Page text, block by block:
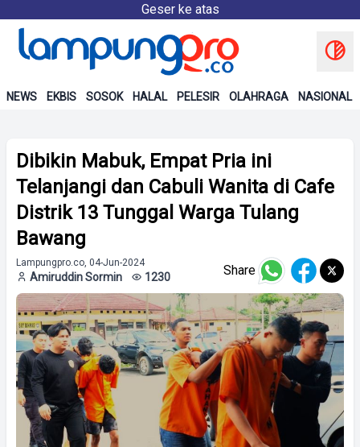
Geser ke atas
NEWS EKBIS SOSOK HALAL PELESIR OLAHRAGA NASIONAL
Dibikin Mabuk, Empat Pria ini
Telanjangi dan Cabuli Wanita di Cafe
Distrik 13 Tunggal Warga Tulang
Bawang
Lampungpro.co, 04-Jun-2024
Amiruddin Sormin 1230 Share